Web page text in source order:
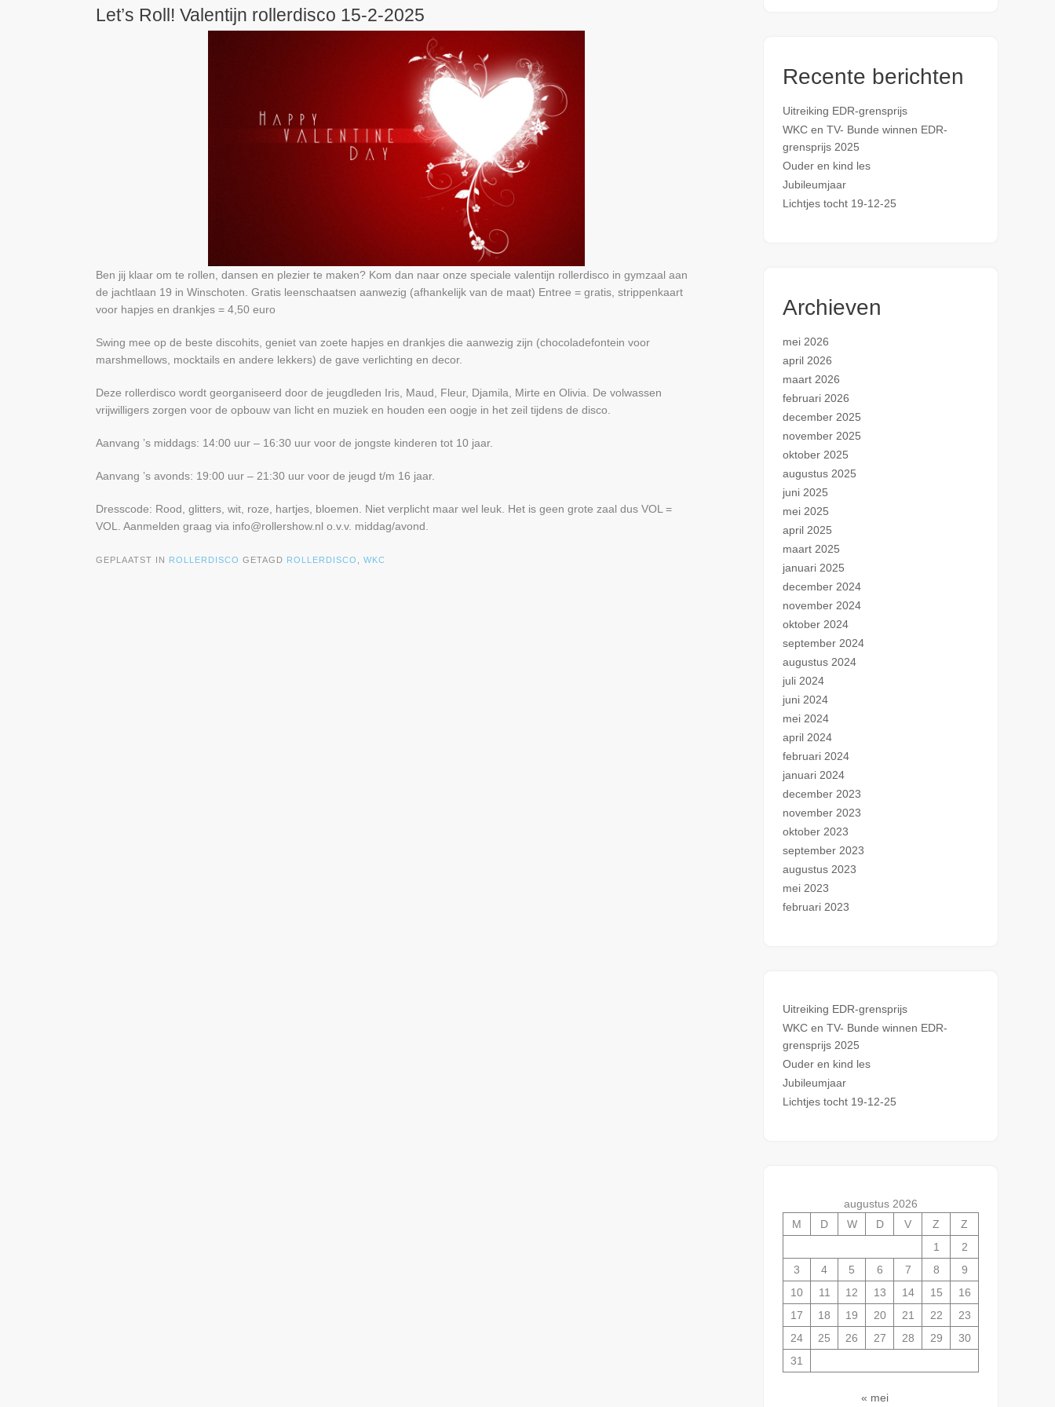
Let’s Roll! Valentijn rollerdisco 15-2-2025
Ben jij klaar om te rollen, dansen en plezier te maken? Kom dan naar onze speciale valentijn rollerdisco in gymzaal aan
de jachtlaan 19 in Winschoten. Gratis leenschaatsen aanwezig (afhankelijk van de maat) Entree = gratis, strippenkaart
voor hapjes en drankjes = 4,50 euro
Swing mee op de beste discohits, geniet van zoete hapjes en drankjes die aanwezig zijn (chocoladefontein voor
marshmellows, mocktails en andere lekkers) de gave verlichting en decor.
Deze rollerdisco wordt georganiseerd door de jeugdleden Iris, Maud, Fleur, Djamila, Mirte en Olivia. De volwassen
vrijwilligers zorgen voor de opbouw van licht en muziek en houden een oogje in het zeil tijdens de disco.
Aanvang ’s middags: 14:00 uur – 16:30 uur voor de jongste kinderen tot 10 jaar.
Aanvang ’s avonds: 19:00 uur – 21:30 uur voor de jeugd t/m 16 jaar.
Dresscode: Rood, glitters, wit, roze, hartjes, bloemen. Niet verplicht maar wel leuk. Het is geen grote zaal dus VOL =
VOL. Aanmelden graag via info@rollershow.nl o.v.v. middag/avond.
GEPLAATST IN ROLLERDISCO GETAGD ROLLERDISCO WKC
Recente berichten
Uitreiking EDR-grensprijs
WKC en TV- Bunde winnen EDR-
grensprijs 2025
Ouder en kind les
Jubileumjaar
Lichtjes tocht 19-12-25
Archieven
mei 2026
april 2026
maart 2026
februari 2026
december 2025
november 2025
oktober 2025
augustus 2025
juni 2025
mei 2025
april 2025
maart 2025
januari 2025
december 2024
november 2024
oktober 2024
september 2024
augustus 2024
juli 2024
juni 2024
mei 2024
april 2024
februari 2024
januari 2024
december 2023
november 2023
oktober 2023
september 2023
augustus 2023
mei 2023
februari 2023
Uitreiking EDR-grensprijs
WKC en TV- Bunde winnen EDR-
grensprijs 2025
Ouder en kind les
Jubileumjaar
Lichtjes tocht 19-12-25
augustus 2026
M
D W D V Z
Z
1
2
3
4 5 6 7 8
9
10
11 12 13 14 15
16
17
18 19 20 21 22
23
24
25 26 27 28 29
30
31
« mei